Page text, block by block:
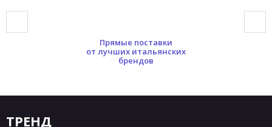
Прямые поставки
от лучших итальянских
брендов
ТРЕНД